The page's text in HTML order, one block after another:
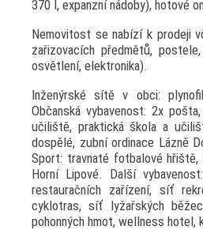
370 l, expanzní nádoby), hotové
Nemovitost se nabízí k prodeji
zařizovacích předmětů,
osvětlení, elektronika).
Inženýrské sítě v obci:
Občanská vybavenost: 2x
učiliště, praktická škola a
dospělé, zubní ordinace Lázně
Sport: travnaté fotbalové
Horní Lipové. Další
restauračních zařízení, síť
cyklotras, síť lyžařských
pohonných hmot, wellness hotel,